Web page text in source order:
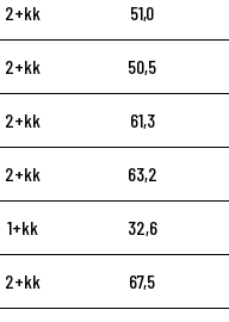
2+kk 51,0
2+kk 50,5
2+kk 61,3
2+kk 63,2
1+kk 32,6
2+kk 67,5